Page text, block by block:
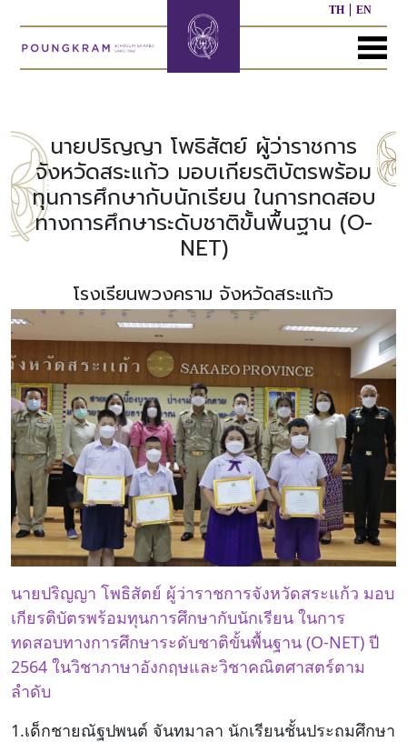
TH EN
MENU
แรก
กับ
ประวัติ
โรงเรียน
พันธ
กิจ
ของ
เรา
โครงสร้าง
ขอบข่าย
และ
ภารกิจ
หลักสูตร
ก่อน
วัย
เรียน
หลักสูตร
ประถม
ศึกษา
หลักสูตร
มัธยมศึกษา
ผล
งาน
ที่
ผ่าน
มา
ผ่าน
มา
เรา นายปริญญา โพธิสัตย์ ผู้ว่าราชการ
จังหวัดสระแก้ว มอบเกียรติบัตรพร้อม
ทุนการศึกษากับนักเรียน ในการทดสอบ
ทางการศึกษาระดับชาติขั้นพื้นฐาน (O-
NET)
โรงเรียนพวงคราม จังหวัดสระแก้ว
นายปริญญา โพธิสัตย์ ผู้ว่าราชการจังหวัดสระแก้ว มอบ
เกียรติบัตรพร้อมทุนการศึกษากับนักเรียน ในการ
ทดสอบทางการศึกษาระดับชาติขั้นพื้นฐาน (O-NET) ปี
2564 ในวิชาภาษาอังกฤษและวิชาคณิตศาสตร์ตาม
ลำดับ
1.เด็กชายณัฐปพนต์ จันทมาลา นักเรียนชั้นประถมศึกษา